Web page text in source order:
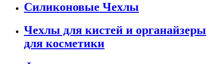
Силиконовые Чехлы
Чехлы для кистей и органайзеры
для косметики